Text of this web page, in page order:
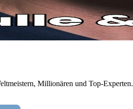
Millionären und Top-Experten.